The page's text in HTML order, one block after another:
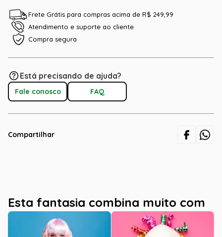
Frete Grátis para compras acima de R$ 249,99
Atendimento e suporte ao cliente
Compra segura
Está precisando de ajuda?
Fale conosco FAQ
Compartilhar
Esta fantasia combina muito com